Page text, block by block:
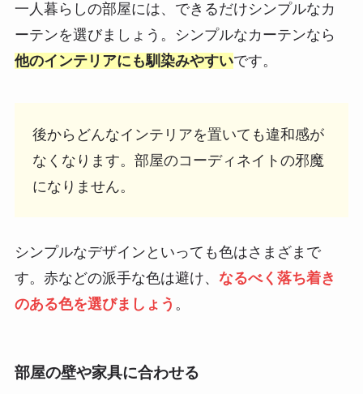
一人暮らしの部屋には、できるだけシンプルなカ
ーテンを選びましょう。シンプルなカーテンなら
他のインテリアにも馴染みやすいです。
後からどんなインテリアを置いても違和感が
なくなります。部屋のコーディネイトの邪魔
になりません。
シンプルなデザインといっても色はさまざまで
す。赤などの派手な色は避け、 なるべく落ち着き
のある色を選びましょう 。
部屋の壁や家具に合わせる